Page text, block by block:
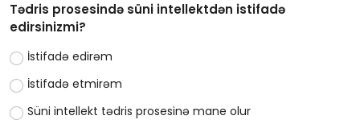
Tədris prosesində süni intellektdən istifadə
edirsinizmi?
İstifadə edirəm
İstifadə etmirəm
Süni intellekt tədris prosesinə mane olur